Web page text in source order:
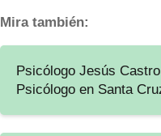
Mira también:
Psicólogo Jesús
Psicólogo en Santa